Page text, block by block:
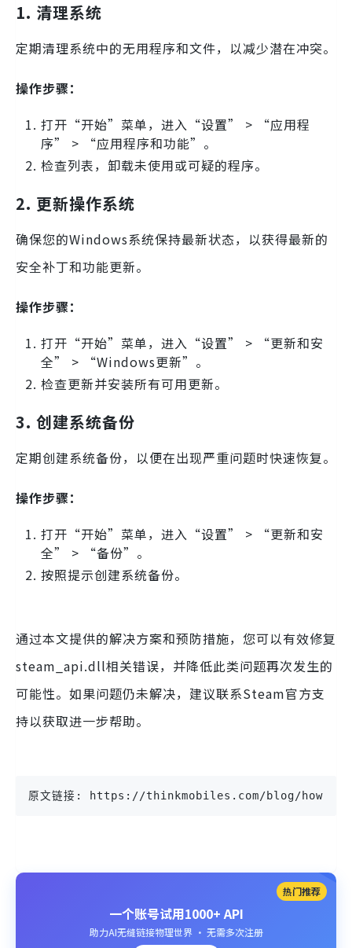
1. 清理系统
定期清理系统中的无用程序和文件，以减少潜在冲突。
操作步骤：
打开“开始”菜单，进入“设置” > “应用程
序” > “应用程序和功能”。
检查列表，卸载未使用或可疑的程序。
2. 更新操作系统
确保您的Windows系统保持最新状态，以获得最新的
安全补丁和功能更新。
操作步骤：
打开“开始”菜单，进入“设置” > “更新和安
全” > “Windows更新”。
检查更新并安装所有可用更新。
3. 创建系统备份
定期创建系统备份，以便在出现严重问题时快速恢复。
操作步骤：
打开“开始”菜单，进入“设置” > “更新和安
全” > “备份”。
按照提示创建系统备份。
通过本文提供的解决方案和预防措施，您可以有效修复
steam_api.dll相关错误，并降低此类问题再次发生的
可能性。如果问题仍未解决，建议联系Steam官方支
持以获取进一步帮助。
原文链接: https://thinkmobiles.com/blog/how-
热门推荐
一个账号试用1000+ API
助力AI无缝链接物理世界 · 无需多次注册